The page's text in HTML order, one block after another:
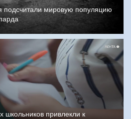
подсчитали мировую популяцию
школьников привлекли к